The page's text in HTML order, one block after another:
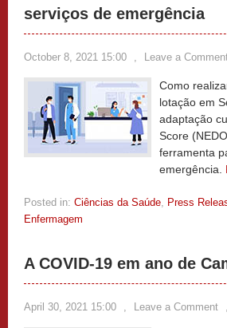
serviços de emergência
October 8, 2021 15:00 , Leave a
Como
lotação em
adaptação
Score
ferramenta
emergência.
Posted in: Ciências da Saúde, Press
Enfermagem
A COVID-19 em ano de
April 30, 2021 15:00 , Leave a Comment ,